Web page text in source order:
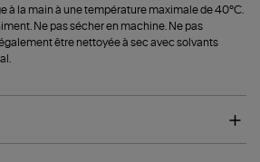
à la main à une température maximale de 40°C.
Ne pas sécher en machine. Ne pas
être nettoyée à sec avec solvants